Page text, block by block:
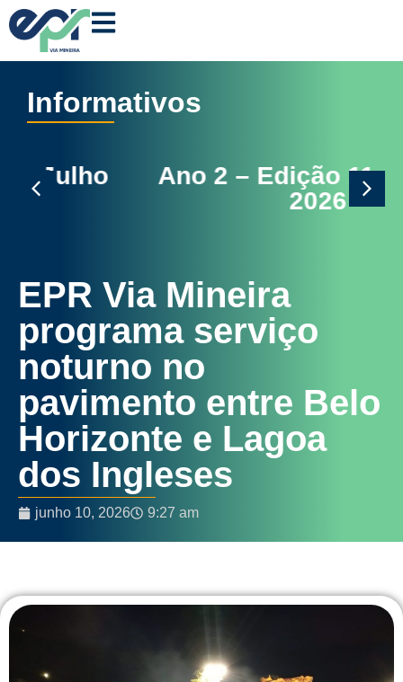
Informativos
Ano 2 – Edição 11 – Junho
EPR Via Mineira
programa serviço
noturno no
pavimento entre Belo
Horizonte e Lagoa
dos Ingleses
junho 10, 2026 9:27 am